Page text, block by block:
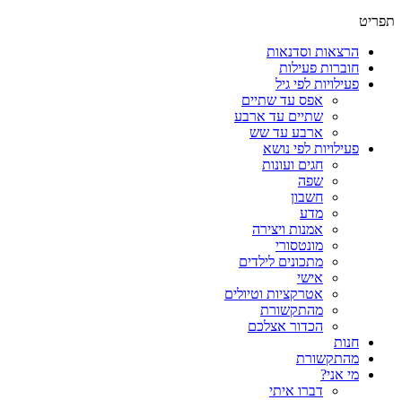
תפריט
הרצאות וסדנאות
חוברות פעילות
פעילויות לפי גיל
אפס עד שתיים
שתיים עד ארבע
ארבע עד שש
פעילויות לפי נושא
חגים ועונות
שפה
חשבון
מדע
אמנות ויצירה
מונטסורי
מתכונים לילדים
אישי
אטרקציות וטיולים
מהתקשורת
הכדור אצלכם
חנות
מהתקשורת
מי אני?
דברו איתי